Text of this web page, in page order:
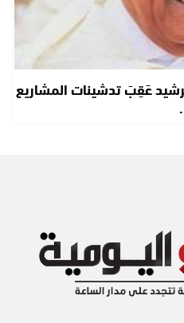
عَقِبَ تدشينات المشاريع